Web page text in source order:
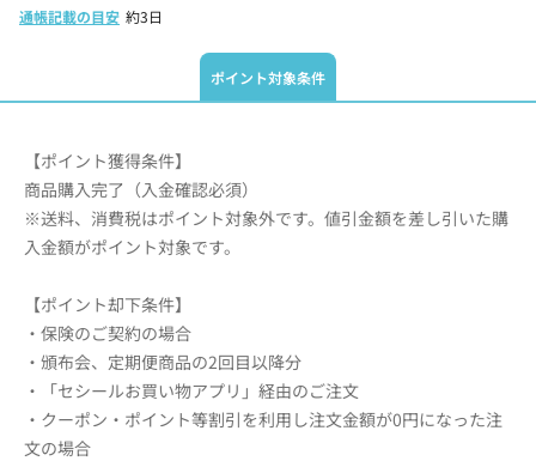
通帳記載の目安 約3日
ポイント対象条件
【ポイント獲得条件】
商品購入完了（入金確認必須）
※送料、消費税はポイント対象外です。値引金額を差し引いた購
入金額がポイント対象です。
【ポイント却下条件】
・保険のご契約の場合
・頒布会、定期便商品の2回目以降分
・「セシールお買い物アプリ」経由のご注文
・クーポン・ポイント等割引を利用し注文金額が0円になった注
文の場合